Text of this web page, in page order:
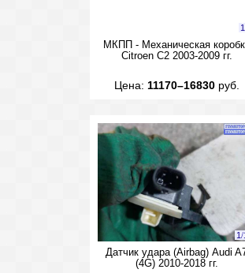
1
МКПП - Механическая
Citroen C2 2003-2009 гг.
Цена: 11170–16830руб.
1/
Датчик удара (Airbag) Audi
(4G) 2010-2018 гг.